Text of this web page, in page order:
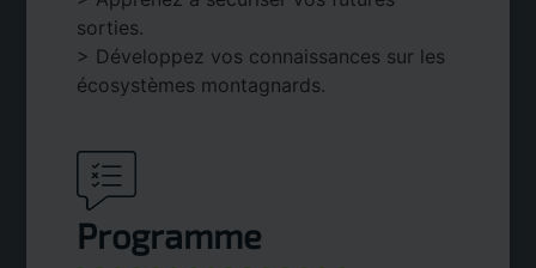
sorties.
> Développez vos connaissances sur les
écosystèmes montagnards.
Programme